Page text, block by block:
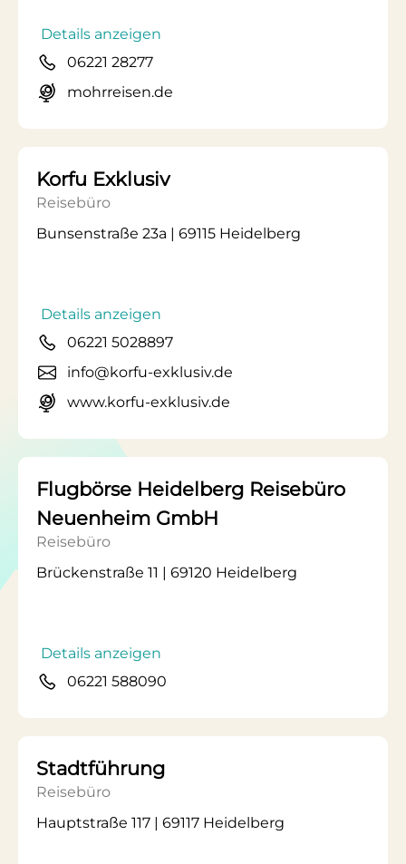
Details anzeigen
06221 28277
mohrreisen.de
Korfu Exklusiv
Reisebüro
Bunsenstraße 23a | 69115 Heidelberg
Details anzeigen
06221 5028897
info@korfu-exklusiv.de
www.korfu-exklusiv.de
Flugbörse Heidelberg Reisebüro
Neuenheim GmbH
Reisebüro
Brückenstraße 11 | 69120 Heidelberg
Details anzeigen
06221 588090
Stadtführung
Reisebüro
Hauptstraße 117 | 69117 Heidelberg